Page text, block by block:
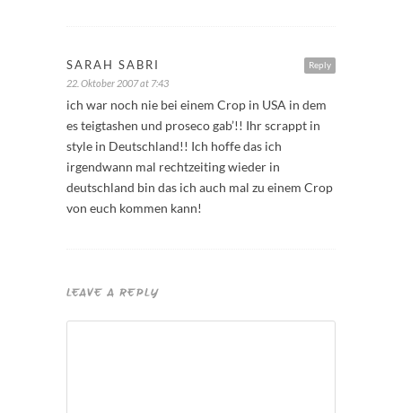
Reply
SARAH SABRI
22. Oktober 2007 at 7:43
ich war noch nie bei einem Crop in USA in dem
es teigtashen und proseco gab’!! Ihr scrappt in
style in Deutschland!! Ich hoffe das ich
irgendwann mal rechtzeiting wieder in
deutschland bin das ich auch mal zu einem Crop
von euch kommen kann!
LEAVE A REPLY